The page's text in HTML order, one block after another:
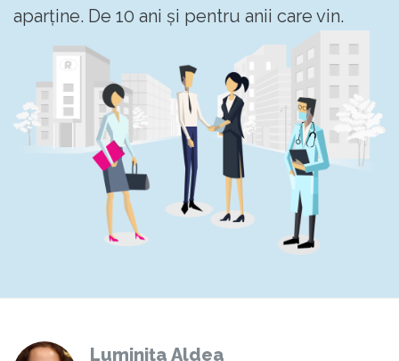
aparține. De 10 ani și pentru anii care vin.
Luminița Aldea